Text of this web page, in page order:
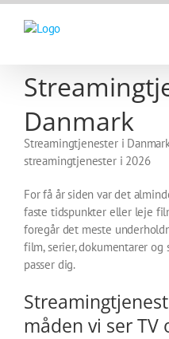
Danmark
Streamingtjenester i
streamingtjenester i 2026
For få år siden var det
faste tidspunkter eller leje
foregår det meste
film, serier, dokumentarer
passer dig.
måden vi ser TV